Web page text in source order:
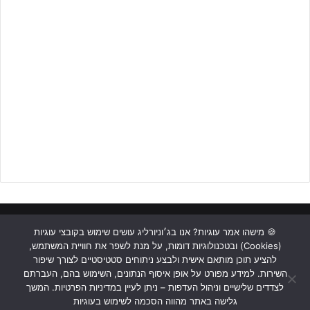
"השנה נבנתה פה קבוצה קטנה שמתקדמת ממחזור למחזור, אנחנו
מחדש עם הזמן, התחלנו עם העונה בסגל מקוצר והיום יש סגל שמהווה
יריב ראוי לכל קבוצה. נתניה קבוצה מעולה ומאומנת, נקווה לעוד חווייה
בלתי נשכחת".
ראשי כתבות תכנים מקצועיים תנאי שימוש
מדיניות אבטחה
כתבו לנו
Facebook
YouTube
Instagram
🍪 מישהו אמר עוגיות? אנו בג׳וניורליג עושים שימוש בקובצי עוגיות
(Cookies) ובטכנולוגיות דומות, על מנת לשפר את חוויית המשתמש,
להציע תוכן מותאם אישית ולבצע ניתוחים סטטיסטיים לצורך שיפור
השירות. למידע מפורט על אופן איסוף הנתונים, השימוש בהם, העברתם
לצדדים שלישיים וניהול העדפות – ניתן לעיין במדיניות הפרטיות. המשך
גלישה באתר מהווה הסכמה לשימוש בעוגיות